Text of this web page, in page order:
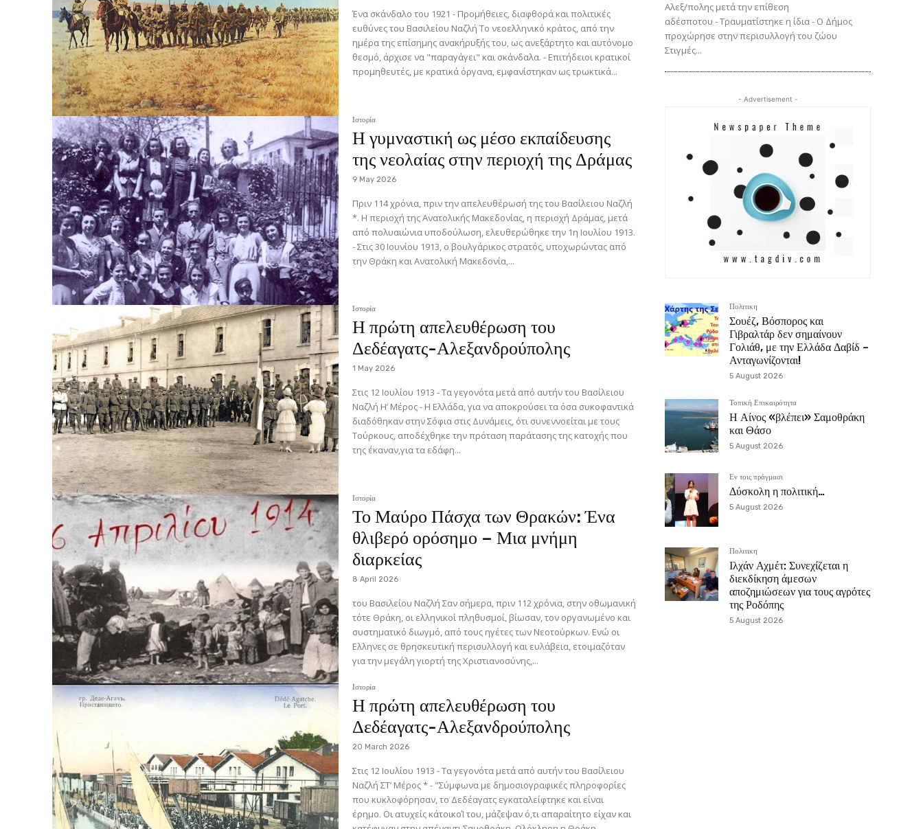
Ένα σκάνδαλο του 1921 - Προμήθειες, διαφθορά και πολιτικές
ευθύνες του Βασιλείου Ναζλή Το νεοελληνικό κράτος, από την
ημέρα της επίσημης ανακήρυξής του, ως ανεξάρτητο και αυτόνομο
θεσμό, άρχισε να "παραγάγει" και σκάνδαλα. - Επιτήδειοι κρατικοί
προμηθευτές, με κρατικά όργανα, εμφανίστηκαν ως τρωκτικά...
Ιστορία
Η γυμναστική ως μέσο εκπαίδευσης
της νεολαίας στην περιοχή της Δράμας
9 May 2026
Πριν 114 χρόνια, πριν την απελευθέρωσή της του Βασίλειου Ναζλή
*. Η περιοχή της Ανατολικής Μακεδονίας, η περιοχή Δράμας, μετά
από πολυαιώνια υποδούλωση, ελευθερώθηκε την 1η Ιουλίου 1913.
- Στις 30 Ιουνίου 1913, ο βουλγάρικος στρατός, υποχωρώντας από
την Θράκη και Ανατολική Μακεδονία,...
Ιστορία
Η πρώτη απελευθέρωση του
Δεδέαγατς-Αλεξανδρούπολης
1 May 2026
Στις 12 Ιουλίου 1913 - Τα γεγονότα μετά από αυτήν του Βασίλειου
Ναζλή Η’ Μέρος - Η Ελλάδα, για να αποκρούσει τα όσα συκοφαντικά
διαδόθηκαν στην Σόφια στις Δυνάμεις, ότι συνεννοείται με τους
Τούρκους, αποδέχθηκε την πρόταση παράτασης της κατοχής που
της έκαναν,για τα εδάφη...
Ιστορία
Το Μαύρο Πάσχα των Θρακών: Ένα
θλιβερό ορόσημο – Μια μνήμη
διαρκείας
8 April 2026
του Βασιλείου Ναζλή Σαν σήμερα, πριν 112 χρόνια, στην οθωμανική
τότε Θράκη, οι ελληνικοί πληθυσμοί, βίωσαν, τον οργανωμένο και
συστηματικό διωγμό, από τους ηγέτες των Νεοτούρκων. Ενώ οι
Ελληνες σε θρησκευτική περισυλλογή και ευλάβεια, ετοιμαζόταν
για την μεγάλη γιορτή της Χριστιανοσύνης,...
Ιστορία
Η πρώτη απελευθέρωση του
Δεδέαγατς-Αλεξανδρούπολης
20 March 2026
Στις 12 Ιουλίου 1913 - Τα γεγονότα μετά από αυτήν του Βασίλειου
Ναζλή ΣΤ’ Μέρος * - "Σύμφωνα με δημοσιογραφικές πληροφορίες
που κυκλοφόρησαν, το Δεδέαγατς εγκαταλείφτηκε και είναι
έρημο. Οι ατυχείς κάτοικοΊ του, μάζεψαν ό,τι απαραίτητο είχαν και
Αλεξ/πολης μετά την επίθεση
αδέσποτου - Τραυματίστηκε η ίδια - Ο Δήμος
προχώρησε στην περισυλλογή του ζώου
Στιγμές...
- Advertisement -
Πολιτικη
Σουέζ, Βόσπορος και
Γιβραλτάρ δεν σημαίνουν
Γολιάθ, με την Ελλάδα Δαβίδ –
Ανταγωνίζονται!
5 August 2026
Τοπική Επικαιρότητα
Η Αίνος «βλέπει» Σαμοθράκη
και Θάσο
5 August 2026
Εν τοις πράγμασι
Δύσκολη η πολιτική…
5 August 2026
Πολιτικη
Ιλχάν Αχμέτ: Συνεχίζεται η
διεκδίκηση άμεσων
αποζημιώσεων για τους αγρότες
της Ροδόπης
5 August 2026